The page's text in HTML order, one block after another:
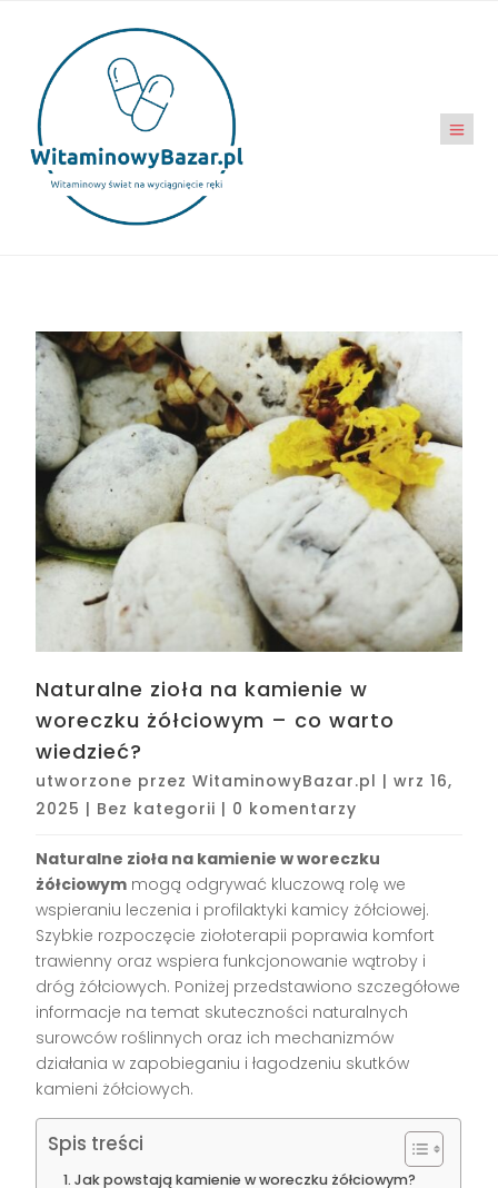
Naturalne zioła na kamienie w
woreczku żółciowym – co warto
wiedzieć?
utworzone przezWitaminowyBazar.pl |wrz 16,
2025 | Bez kategorii | 0 komentarzy
Naturalne zioła na kamienie w woreczku
żółciowym mogą odgrywać kluczową rolę we
wspieraniu leczenia i profilaktyki kamicy żółciowej.
Szybkie rozpoczęcie ziołoterapii poprawia komfort
trawienny oraz wspiera funkcjonowanie wątroby i
dróg żółciowych. Poniżej przedstawiono szczegółowe
informacje na temat skuteczności naturalnych
surowców roślinnych oraz ich mechanizmów
działania w zapobieganiu i łagodzeniu skutków
kamieni żółciowych.
Spis treści
Jak powstają kamienie w woreczku żółciowym?